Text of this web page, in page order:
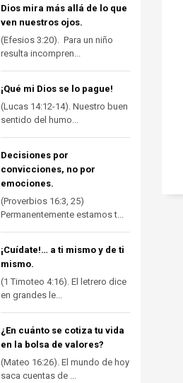
Dios mira más allá de lo que
ven nuestros ojos.
(Efesios 3:20). Para un niño
resulta incompren...
¡Qué mi Dios se lo pague!
(Lucas 14:12-14). Nuestro buen
sentido del humo...
Decisiones por
convicciones, no por
emociones.
(Proverbios 16:3, 25)
Permanentemente estamos t...
¡Cuídate!… a ti mismo y de ti
mismo.
(1 Timoteo 4:16). El letrero dice
en grandes le...
¿En cuánto se cotiza tu vida
en la bolsa de valores?
(Mateo 16:26). El mundo de hoy
saca cuentas de ...